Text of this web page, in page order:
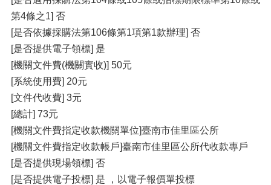
第4條之1] 否
[是否依據採購法第106條第1項第1款辦理] 否
[是否提供電子領標] 是
[機關文件費(機關實收)] 50元
[系統使用費] 20元
[文件代收費] 3元
[總計] 73元
[機關文件費指定收款機關單位]臺南市佳里區公所
[機關文件費指定收款帳戶]臺南市佳里區公所代收款專戶
[是否提供現場領標] 否
[是否提供電子投標] 是 ，以電子報價單投標